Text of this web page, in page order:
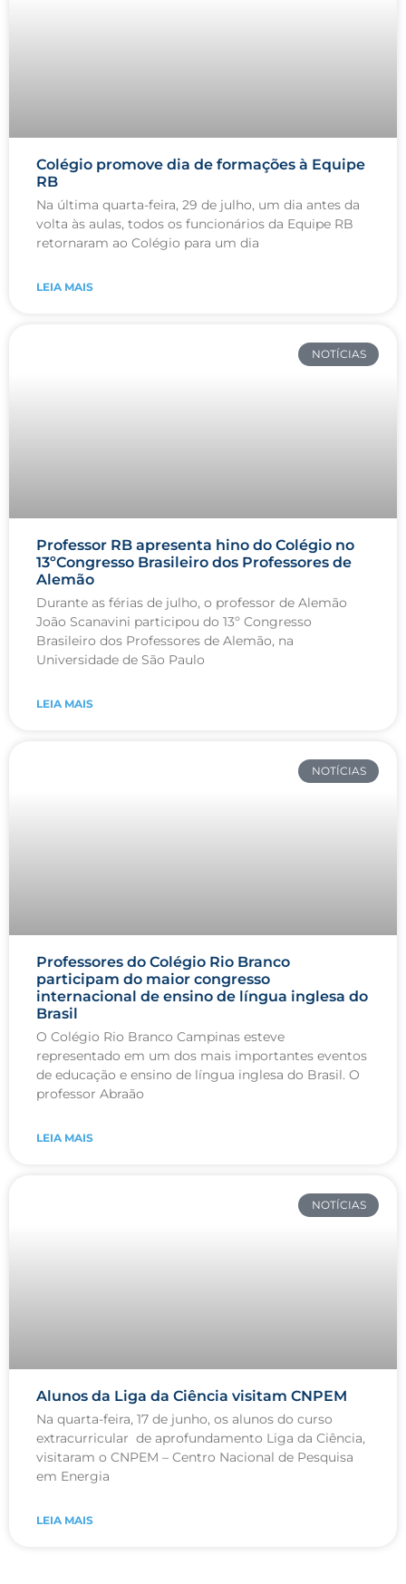
Colégio promove dia de formações à Equipe
RB
Na última quarta-feira, 29 de julho, um dia antes da
volta às aulas, todos os funcionários da Equipe RB
retornaram ao Colégio para um dia
LEIA MAIS
NOTÍCIAS
Professor RB apresenta hino do Colégio no
13ºCongresso Brasileiro dos Professores de
Alemão
Durante as férias de julho, o professor de Alemão
João Scanavini participou do 13º Congresso
Brasileiro dos Professores de Alemão, na
Universidade de São Paulo
LEIA MAIS
NOTÍCIAS
Professores do Colégio Rio Branco
participam do maior congresso
internacional de ensino de língua inglesa do
Brasil
O Colégio Rio Branco Campinas esteve
representado em um dos mais importantes eventos
de educação e ensino de língua inglesa do Brasil. O
professor Abraão
LEIA MAIS
NOTÍCIAS
Alunos da Liga da Ciência visitam CNPEM
Na quarta-feira, 17 de junho, os alunos do curso
extracurricular de aprofundamento Liga da Ciência,
visitaram o CNPEM – Centro Nacional de Pesquisa
em Energia
LEIA MAIS